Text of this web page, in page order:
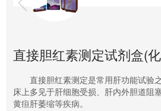
直接胆红素测定试剂盒(
直接胆红素测定是常用肝功能试验
床上多见于肝细胞受损、肝内外胆道阻
黄疸肝萎缩等疾病。